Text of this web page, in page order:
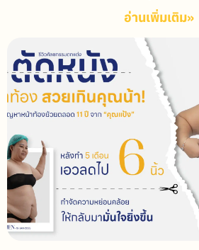
อ่านเพิ่มเติม»